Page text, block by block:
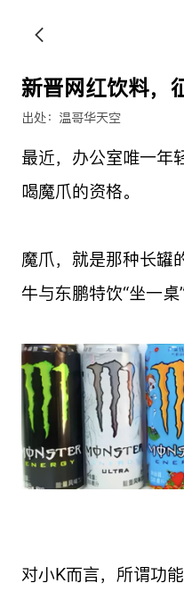
新晋网红饮料，
出处：温哥华天空
最近，办公室唯一年
喝魔爪的资格。
魔爪，就是那种长罐
牛与东鹏特饮“坐一桌
对小K而言，所谓功